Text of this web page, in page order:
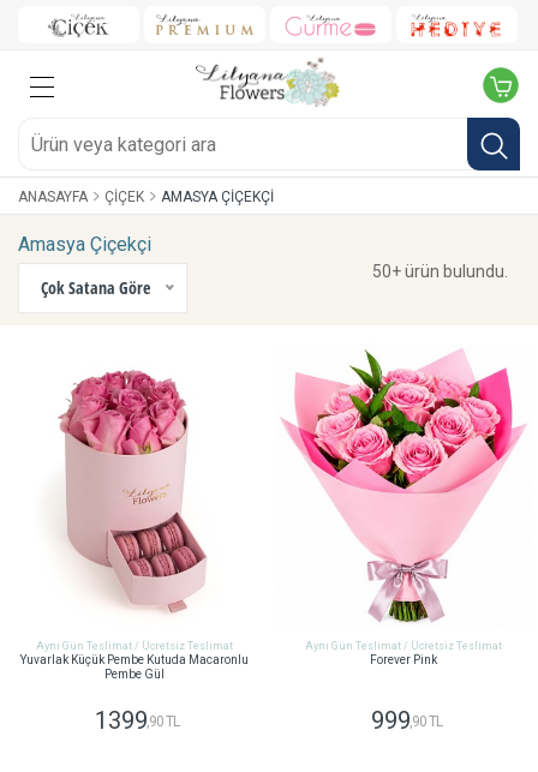
ANASAYFA ÇIÇEK AMASYA ÇIÇEKÇI
Amasya Çiçekçi
Çok Satana Göre
50+ ürün bulundu.
Aynı Gün Teslimat / Ücretsiz Teslimat
Yuvarlak Küçük Pembe Kutuda Macaronlu
Pembe Gül
1399 ,90 TL
Aynı Gün Teslimat / Ücretsiz Teslimat
Forever Pink
999,90 TL